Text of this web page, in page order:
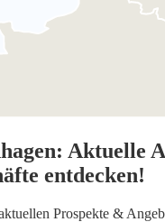
Aktuelle
entdecken!
Prospekte &